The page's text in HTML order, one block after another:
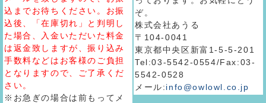
込までお待ちください。お振
込後、「在庫切れ」と判明し
た場合、入金いただいた料金
は返金致しますが、振り込み
手数料などはお客様のご負担
となりますので、ご了承くだ
さい。
※お急ぎの場合は前もってメ
ぞ。
株式会社あうる
〒104-0041
東京都中央区新富1-5-5-201
Tel:03-5542-0554/Fax:03-
5542-0528
メール:info@owlowl.co.jp